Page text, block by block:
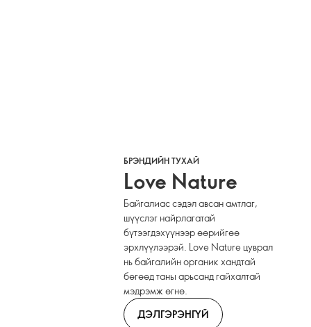
БРЭНДИЙН ТУХАЙ
Love Nature
Байгалиас сэдэл авсан амтлаг,
шүүслэг найрлагатай
бүтээгдэхүүнээр өөрийгөө
эрхлүүлээрэй. Love Nature цуврал
нь байгалийн органик хандтай
бөгөөд таны арьсанд гайхалтай
мэдрэмж өгнө.
ДЭЛГЭРЭНГҮЙ